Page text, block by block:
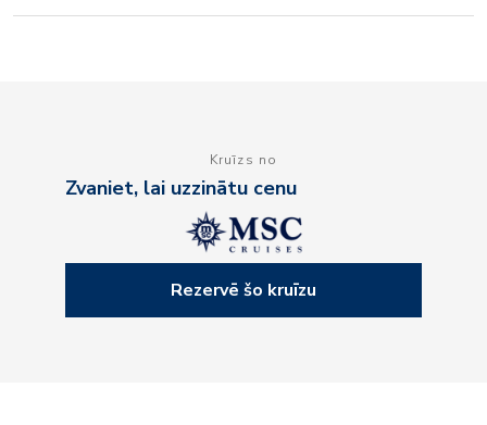
Kruīzs no
Zvaniet, lai uzzinātu cenu
Rezervē šo kruīzu